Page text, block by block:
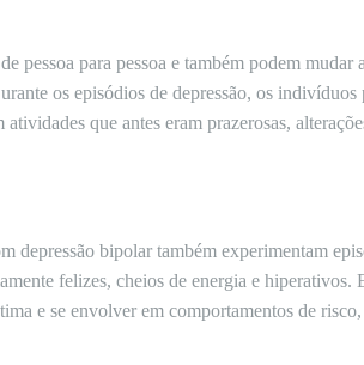
pessoa para pessoa e também podem
os episódios de depressão, os
que antes eram prazerosas,
depressão bipolar também experimentam
felizes, cheios de energia e hiperativos.
e se envolver em comportamentos de